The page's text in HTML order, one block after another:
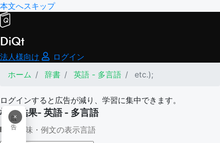
本文へスキップ
DiQt
法人様向け
ログイン
ホーム
辞書 英語 - 多言語 etc.);
ログインすると広告が減り、学習に集中できます。
×
広
告
検索結果- 英語 - 多言語
意味・例文の表示言語